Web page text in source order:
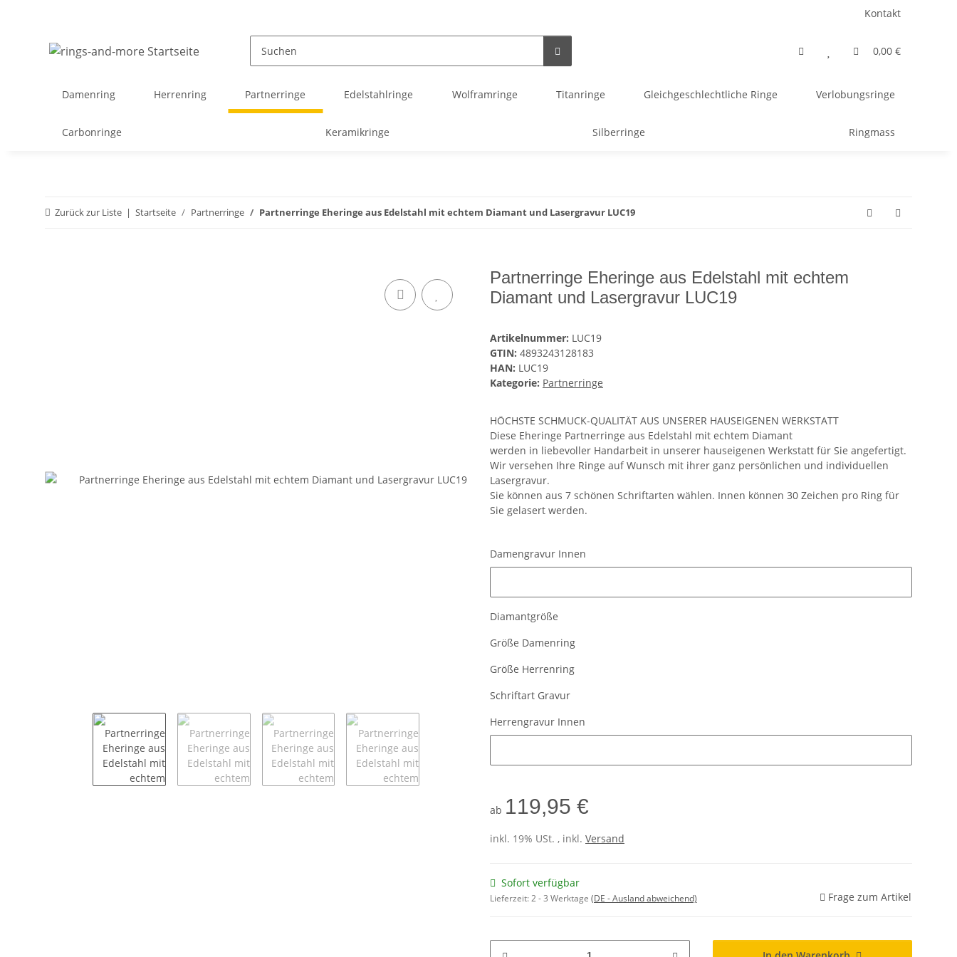
Kontakt
0,00 €
Damenring Herrenring Partnerringe Edelstahlringe Wolframringe Titanringe Gleichgeschlechtliche Ringe Verlobungsringe
Carbonringe Keramikringe Silberringe Ringmass
Zurück zur Liste Startseite Partnerringe Partnerringe Eheringe aus Edelstahl mit echtem Diamant und Lasergravur LUC19
Partnerringe Eheringe aus Edelstahl mit echtem
Diamant und Lasergravur LUC19
Artikelnummer: LUC19
GTIN: 4893243128183
HAN: LUC19
Kategorie: Partnerringe
HÖCHSTE SCHMUCK-QUALITÄT AUS UNSERER HAUSEIGENEN WERKSTATT
Diese Eheringe Partnerringe aus Edelstahl mit echtem Diamant
werden in liebevoller Handarbeit in unserer hauseigenen Werkstatt für Sie angefertigt.
Wir versehen Ihre Ringe auf Wunsch mit ihrer ganz persönlichen und individuellen
Lasergravur.
Sie können aus 7 schönen Schriftarten wählen. Innen können 30 Zeichen pro Ring für
Sie gelasert werden.
Damengravur Innen
Diamantgröße
Größe Damenring
Größe Herrenring
Schriftart Gravur
Herrengravur Innen
ab 119,95 €
inkl. 19% USt. , inkl. Versand
Sofort verfügbar
Lieferzeit:2 - 3 Werktage (DE - Ausland abweichend) Frage zum Artikel